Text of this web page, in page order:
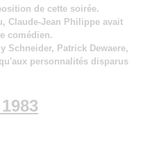
de cette soirée.
Claude-Jean Philippe avait
comédien.
Schneider, Patrick Dewaere,
personnalités disparus